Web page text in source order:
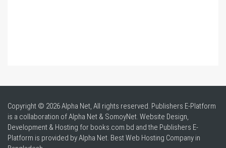
Copyright © 2026 Alpha Net, All rights reserved. Publishers E-Platform
is a collaboration of Alpha Net & SomoyNet. Website Design,
Development & Hosting for books.com.bd and the Publishers E-
Platform is provided by Alpha Net. BestWeb Hosting Company in